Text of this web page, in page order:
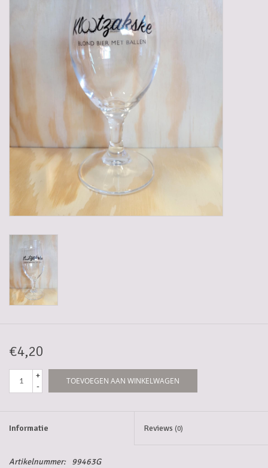
Lege kratten
Manden/Kratten
Mixdozen
Streekproducten
Sweets
5-6l vaten
Streekproducten/Diverse
€4,20
+
-
TOEVOEGEN AAN WINKELWAGEN
Informatie Reviews (0)
Artikelnummer: 99463G